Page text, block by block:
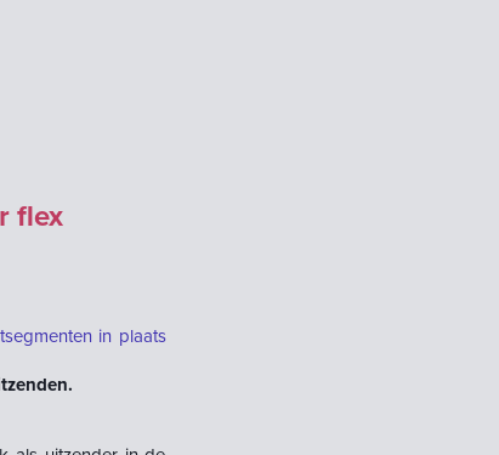
flex
in plaats
n.